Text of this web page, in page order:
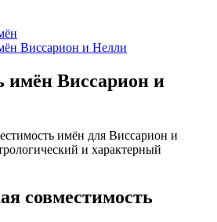
Виссарион и Нелли
имён Виссарион и
имён для Виссарион и
и характерный
совместимость